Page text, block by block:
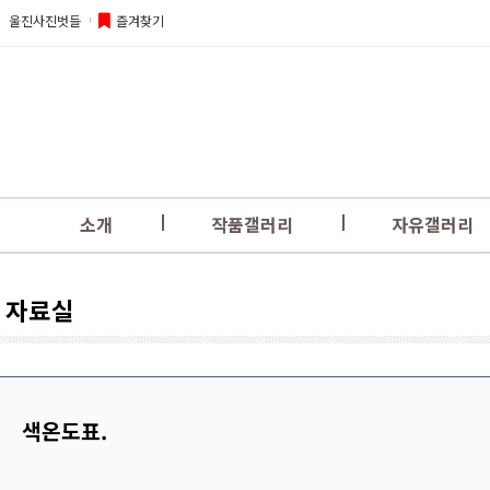
울진사진벗들 즐겨찾기
소개 작품갤러리 자유갤러리
자료실
색온도표.